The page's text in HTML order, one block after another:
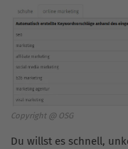
Copyright @ OSG
Du willst es schnell,